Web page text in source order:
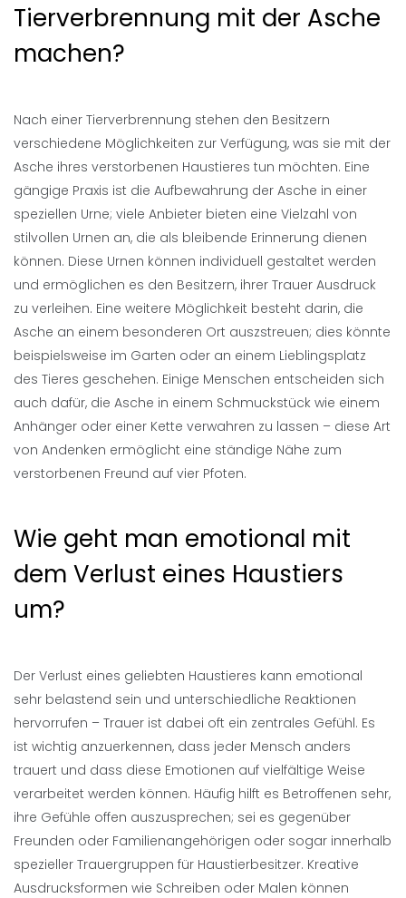
Tierverbrennung mit der Asche
machen?
Nach einer Tierverbrennung stehen den Besitzern
verschiedene Möglichkeiten zur Verfügung, was sie mit der
Asche ihres verstorbenen Haustieres tun möchten. Eine
gängige Praxis ist die Aufbewahrung der Asche in einer
speziellen Urne; viele Anbieter bieten eine Vielzahl von
stilvollen Urnen an, die als bleibende Erinnerung dienen
können. Diese Urnen können individuell gestaltet werden
und ermöglichen es den Besitzern, ihrer Trauer Ausdruck
zu verleihen. Eine weitere Möglichkeit besteht darin, die
Asche an einem besonderen Ort auszstreuen; dies könnte
beispielsweise im Garten oder an einem Lieblingsplatz
des Tieres geschehen. Einige Menschen entscheiden sich
auch dafür, die Asche in einem Schmuckstück wie einem
Anhänger oder einer Kette verwahren zu lassen – diese Art
von Andenken ermöglicht eine ständige Nähe zum
verstorbenen Freund auf vier Pfoten.
Wie geht man emotional mit
dem Verlust eines Haustiers
um?
Der Verlust eines geliebten Haustieres kann emotional
sehr belastend sein und unterschiedliche Reaktionen
hervorrufen – Trauer ist dabei oft ein zentrales Gefühl. Es
ist wichtig anzuerkennen, dass jeder Mensch anders
trauert und dass diese Emotionen auf vielfältige Weise
verarbeitet werden können. Häufig hilft es Betroffenen sehr,
ihre Gefühle offen auszusprechen; sei es gegenüber
Freunden oder Familienangehörigen oder sogar innerhalb
spezieller Trauergruppen für Haustierbesitzer. Kreative
Ausdrucksformen wie Schreiben oder Malen können